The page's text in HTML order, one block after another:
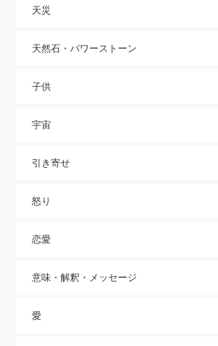
天災
天然石・パワーストーン
子供
宇宙
引き寄せ
怒り
恋愛
意味・解釈・メッセージ
愛